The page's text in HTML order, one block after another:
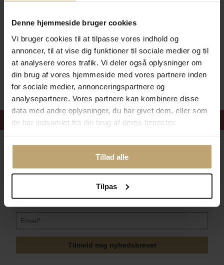
Denne hjemmeside bruger cookies
Vi bruger cookies til at tilpasse vores indhold og
annoncer, til at vise dig funktioner til sociale medier og til
at analysere vores trafik. Vi deler også oplysninger om
din brug af vores hjemmeside med vores partnere inden
for sociale medier, annonceringspartnere og
analysepartnere. Vores partnere kan kombinere disse
data med andre oplysninger, du har givet dem, eller som
de har indsamlet fra din brug af deres tjenester.
Tillad alle
Tilpas
Betalingsmuligheder
Sikker Og Tryg E-Handel
Få 15% velkomstrabat
Følg med i vores nyhedsbrev
Læs mere her
Tilmeld mig nyhedsbrevet